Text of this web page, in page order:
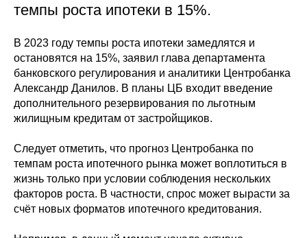
темпы роста ипотеки в 15%.
В 2023 году темпы роста ипотеки замедлятся и
остановятся на 15%, заявил глава департамента
банковского регулирования и аналитики Центробанка
Александр Данилов. В планы ЦБ входит введение
дополнительного резервирования по льготным
жилищным кредитам от застройщиков.
Следует отметить, что прогноз Центробанка по
темпам роста ипотечного рынка может воплотиться в
жизнь только при условии соблюдения нескольких
факторов роста. В частности, спрос может вырасти за
счёт новых форматов ипотечного кредитования.